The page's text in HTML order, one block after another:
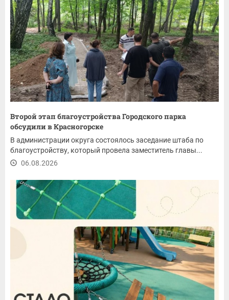
Второй этап благоустройства Городского парка
обсудили в Красногорске
В администрации округа состоялось заседание штаба по
благоустройству, который провела заместитель главы...
06.08.2026